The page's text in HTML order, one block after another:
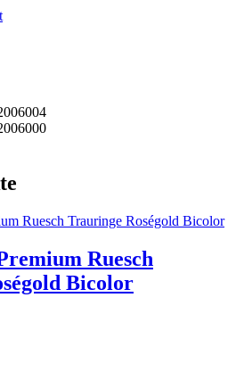
Ruesch
Bicolor